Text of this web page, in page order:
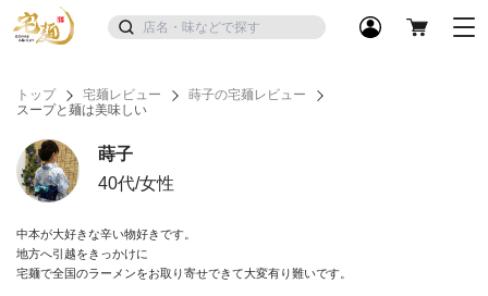
トップ 宅麺レビュー
蒔子の宅麺レビュー
スープと麺は美味しい
蒔子
40代/女性
中本が大好きな辛い物好きです。
地方へ引越をきっかけに
宅麺で全国のラーメンをお取り寄せできて大変有り難いです。